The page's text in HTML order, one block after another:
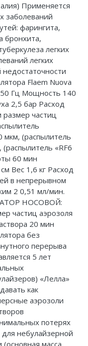
Применяется
заболеваний
фарингита,
бронхита,
легких
легких
Flaem Nuova
Гц Мощность 140
2,5 бар Расход
частиц
(распылитель
«RF6
60 мин
Вес 1,6 кг Расход
в непрерывном
2 0,51 мл/мин.
НОСОВОЙ:
частиц аэрозоля
20 мин
без
перерыва
5 лет
«Лелла»
как
аэрозоли
потерях
небулайзерной